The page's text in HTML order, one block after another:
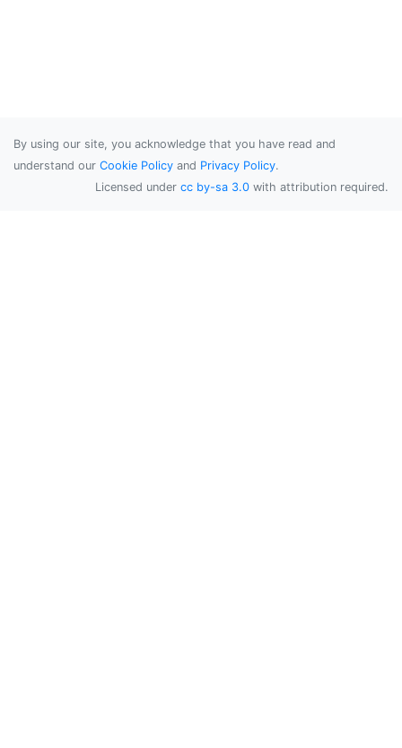
By using our site, you acknowledge that you have read and
understand our Cookie Policy and Privacy Policy.
Licensed under cc by-sa 3.0 with attribution required.